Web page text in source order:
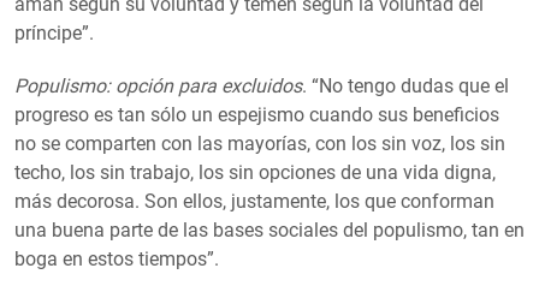
príncipe”.
Populismo: opción para excluidos. “No tengo dudas que el
progreso es tan sólo un espejismo cuando sus beneficios
no se comparten con las mayorías, con los sin voz, los sin
techo, los sin trabajo, los sin opciones de una vida digna,
más decorosa. Son ellos, justamente, los que conforman
una buena parte de las bases sociales del populismo, tan en
boga en estos tiempos”.